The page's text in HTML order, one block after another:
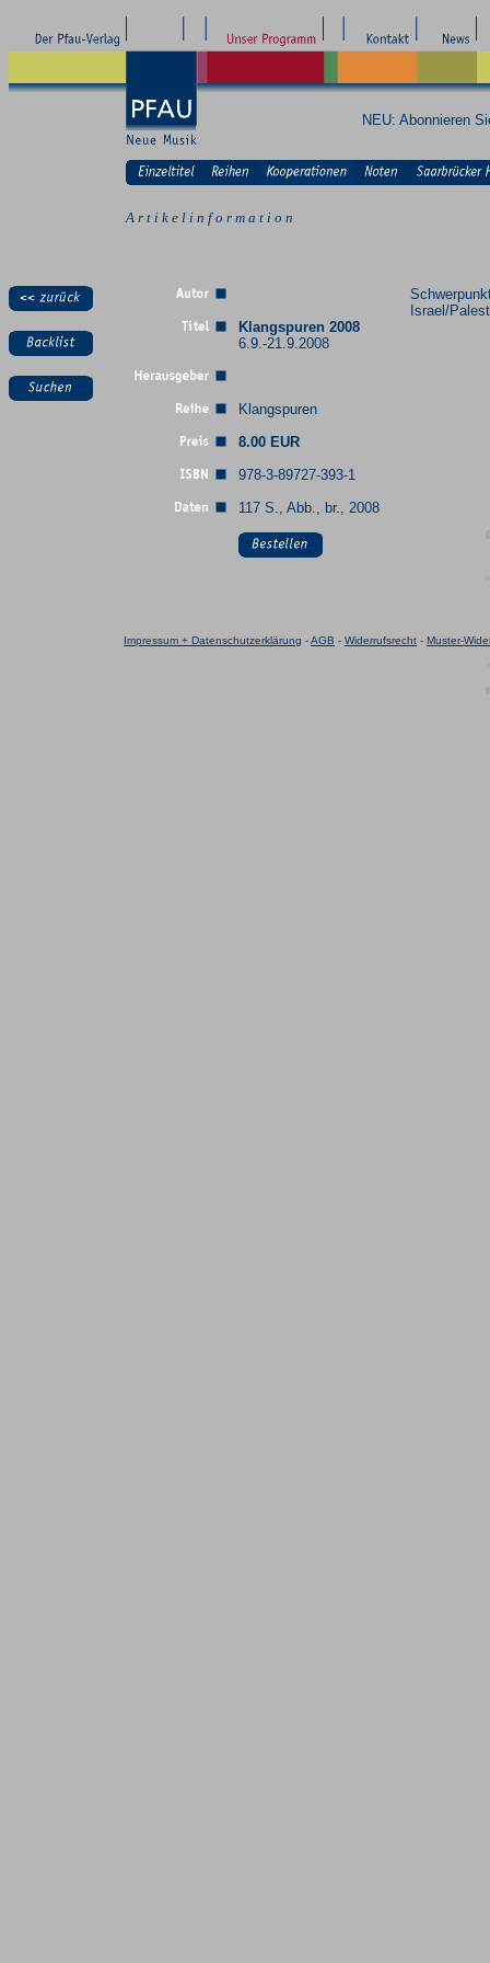
NEU: Abonnieren
A r t i k e l i n f o r m a t i o n
Klangspuren 2008
6.9.-21.9.2008
Klangspuren
8.00 EUR
978-3-89727-393-1
117 S., Abb., br., 2008
Israel/
Impressum + Datenschutzerklärung -AGB - Widerrufsrecht - Muster-